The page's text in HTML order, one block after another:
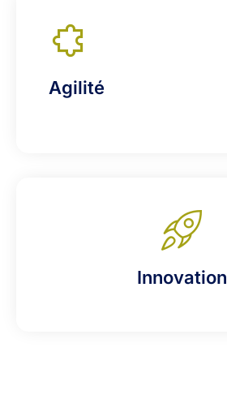
Agilité
Innovation